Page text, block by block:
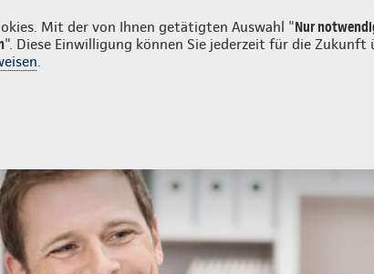
Mit der von Ihnen getätigten Auswahl "Nur
". Diese Einwilligung können Sie jederzeit für die Zukunft
.
Suche